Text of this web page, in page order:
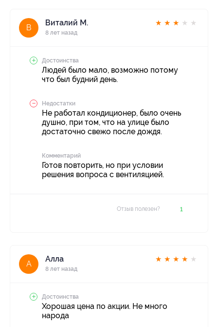
В
Виталий М.
8 лет назад
★ ★ ★ ★ ★
Достоинства
Людей было мало, возможно потому
что был будний день.
Недостатки
Не работал кондиционер, было очень
душно, при том, что на улице было
достаточно свежо после дождя.
Комментарий
Готов повторить, но при условии
решения вопроса с вентиляцией.
Отзыв полезен? 1
А
Алла
8 лет назад
★ ★ ★ ★ ★
Достоинства
Хорошая цена по акции. Не много
народа